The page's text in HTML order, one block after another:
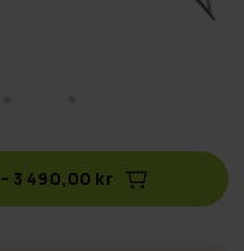
– 3 490,00 kr